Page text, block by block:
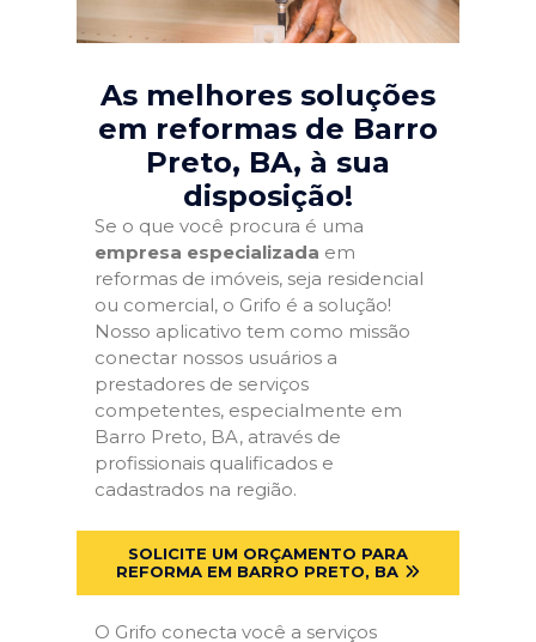
As melhores soluções
em reformas de Barro
Preto, BA, à sua
disposição!
Se o que você procura é uma
empresa especializada em
reformas de imóveis, seja residencial
ou comercial, o Grifo é a solução!
Nosso aplicativo tem como missão
conectar nossos usuários a
prestadores de serviços
competentes, especialmente em
Barro Preto, BA, através de
profissionais qualificados e
cadastrados na região.
SOLICITE UM ORÇAMENTO PARA
REFORMA EM BARRO PRETO, BA
O Grifo conecta você a serviços